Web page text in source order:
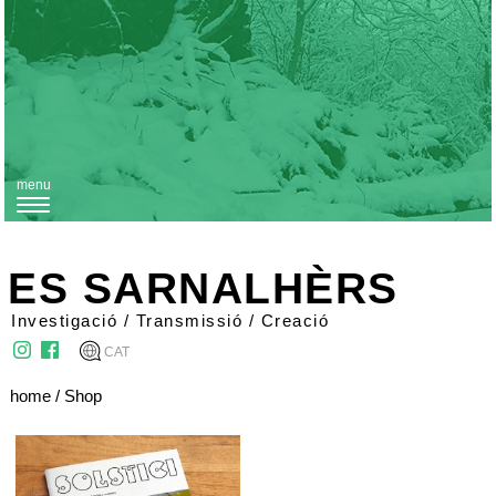
T
g
g
e
n
v
i
menu
ES SARNALHÈRS
Investigació / Transmissió / Creació
CAT
home / Shop